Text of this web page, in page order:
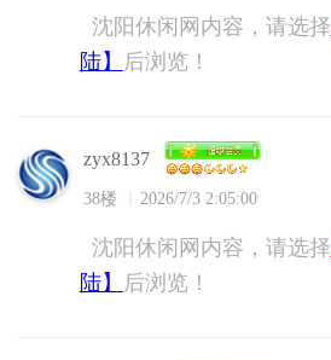
沈阳休闲网内容，请选择
陆】
后浏览！
zyx8137
38楼 2026/7/3 2:05:00
沈阳休闲网内容，请选择
陆】
后浏览！